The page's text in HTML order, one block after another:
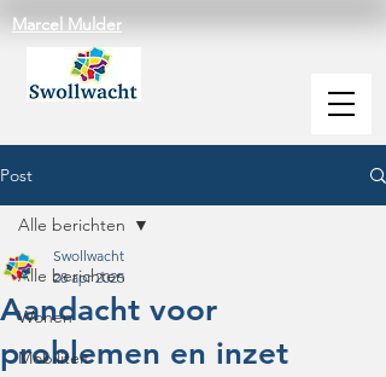
Marcel Mulder
Post
Alle berichten
Wonen
Mobiliteit
Alle berichten
Aandacht voor
problemen en inzet
Swollwacht
28 apr 2025